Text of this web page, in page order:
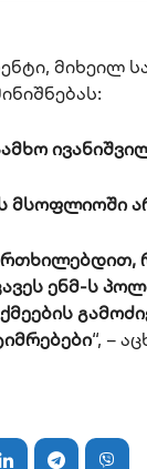
მიხეილ
ენმ-ს
“, –